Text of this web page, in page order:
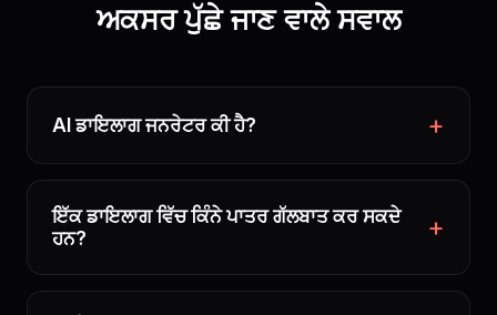
ਅਕਸਰ ਪੁੱਛੇ ਜਾਣ ਵਾਲੇ ਸਵਾਲ
AI ਡਾਇਲਾਗ ਜਨਰੇਟਰ ਕੀ ਹੈ?
ਇੱਕ ਡਾਇਲਾਗ ਵਿੱਚ ਕਿੰਨੇ ਪਾਤਰ ਗੱਲਬਾਤ ਕਰ ਸਕਦੇ
ਹਨ?